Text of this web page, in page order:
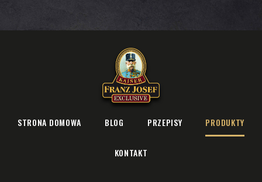
STRONA DOMOWA BLOG PRZEPISY PRODUKTY
KONTAKT